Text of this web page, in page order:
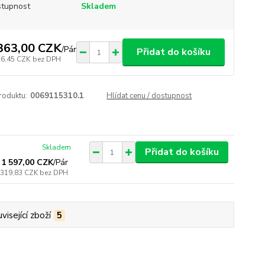
Skladem
CZK/Pár
CZK bez DPH
Přidat do košíku
0069115310.1 Hlídat cenu / dostupnost
1 597,00 CZK/Pár
CZKbez DPH
Skladem Přidat do košíku
zboží 5